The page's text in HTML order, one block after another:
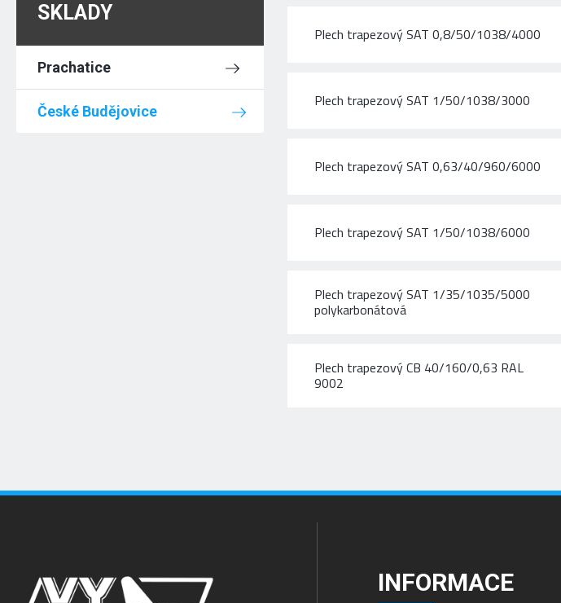
SKLADY
Prachatice
České Budějovice
Plech trapezový SAT 0,8/50/1038/4000
Plech trapezový SAT 1/50/1038/3000
Plech trapezový SAT 0,63/40/960/6000
Plech trapezový SAT 1/50/1038/6000
Plech trapezový SAT 1/35/1035/5000
polykarbonátová
Plech trapezový CB 40/160/0,63 RAL
9002
INFORMACE